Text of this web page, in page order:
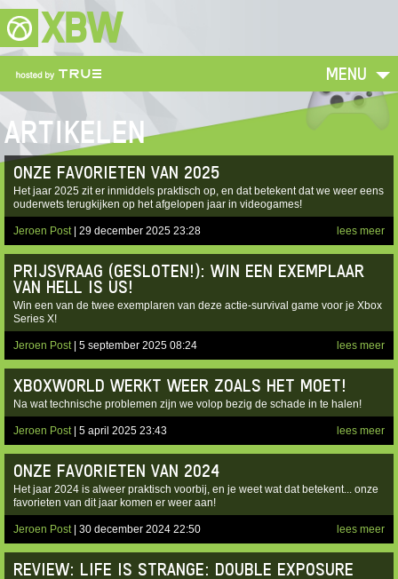
XBW
MENU
ARTIKELEN
ONZE FAVORIETEN VAN 2025
Het jaar 2025 zit er inmiddels praktisch op, en dat betekent dat we weer eens
ouderwets terugkijken op het afgelopen jaar in videogames!
Jeroen Post | 29 december 2025 23:28 lees meer
PRIJSVRAAG (GESLOTEN!): WIN EEN EXEMPLAAR
VAN HELL IS US!
Win een van de twee exemplaren van deze actie-survival game voor je Xbox
Series X!
Jeroen Post | 5 september 2025 08:24 lees meer
XBOXWORLD WERKT WEER ZOALS HET MOET!
Na wat technische problemen zijn we volop bezig de schade in te halen!
Jeroen Post | 5 april 2025 23:43 lees meer
ONZE FAVORIETEN VAN 2024
Het jaar 2024 is alweer praktisch voorbij, en je weet wat dat betekent... onze
favorieten van dit jaar komen er weer aan!
Jeroen Post | 30 december 2024 22:50 lees meer
REVIEW: LIFE IS STRANGE: DOUBLE EXPOSURE